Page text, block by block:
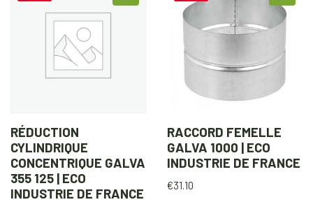
RÉDUCTION
CYLINDRIQUE
CONCENTRIQUE GALVA
355 125 | ECO
INDUSTRIE DE FRANCE
RACCORD FEMELLE
GALVA 1000 | ECO
INDUSTRIE DE FRANCE
€31.10